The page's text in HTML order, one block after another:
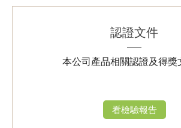
認證文件
本公司產品相關認證及得獎
看檢驗報告